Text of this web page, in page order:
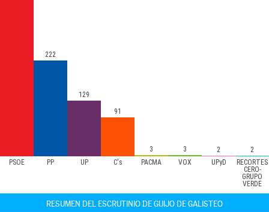
PSOE PP UP C's PACMA VOX UPyD
RECORTES
CERO-
GRUPO
VERDE
222
129
91
3 3 2 2
RESUMEN DEL ESCRUTINIO DE GUIJO DE GALISTEO